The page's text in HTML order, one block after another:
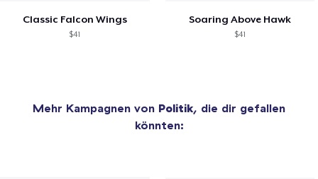
Classic Falcon Wings
$41
Soaring Above Hawk
$41
Mehr Kampagnen von Politik, die dir gefallen
könnten: